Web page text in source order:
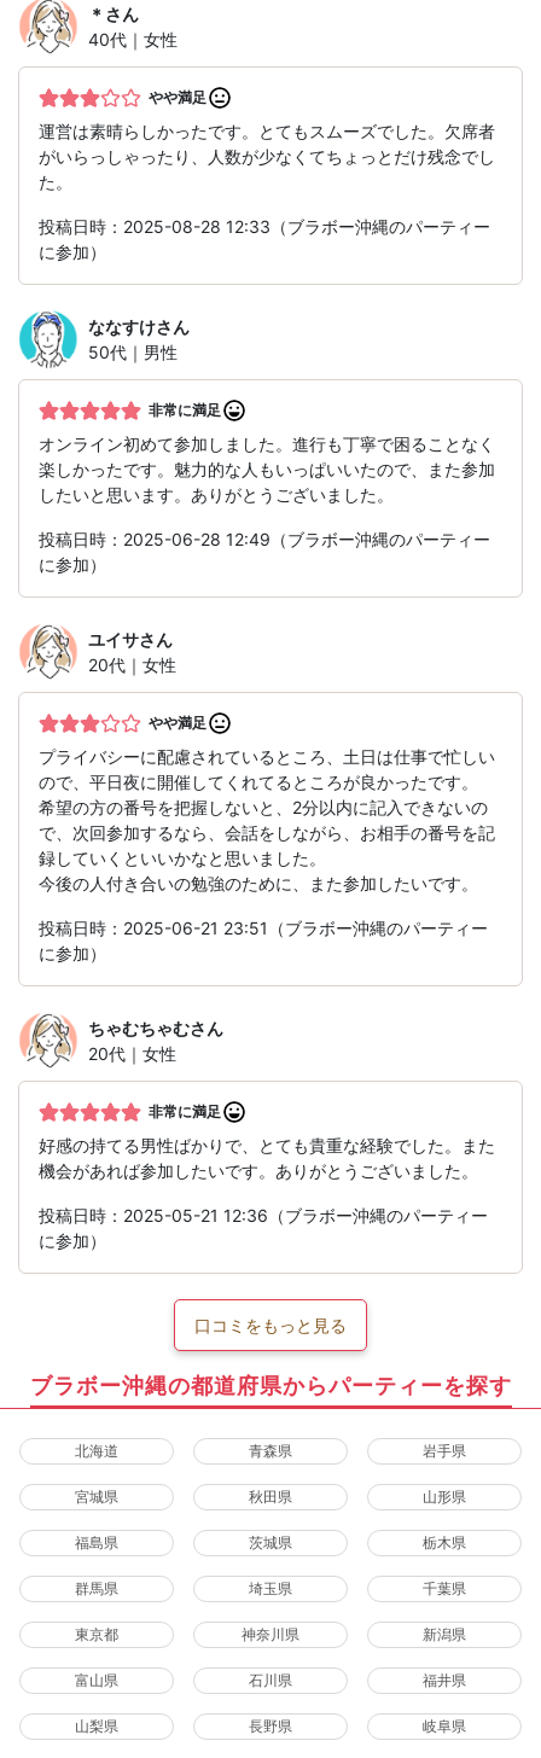
＊ さん
40代｜女性
やや満足
運営は素晴らしかったです。とてもスムーズでした。欠席者
がいらっしゃったり、人数が少なくてちょっとだけ残念でし
た。
投稿日時：2025-08-28 12:33（ブラボー沖縄のパーティー
に参加）
ななすけさん
50代｜男性
非常に満足
オンライン初めて参加しました。進行も丁寧で困ることなく
楽しかったです。魅力的な人もいっぱいいたので、また参加
したいと思います。ありがとうございました。
投稿日時：2025-06-28 12:49（ブラボー沖縄のパーティー
に参加）
ユイサさん
20代｜女性
やや満足
プライバシーに配慮されているところ、土日は仕事で忙しい
ので、平日夜に開催してくれてるところが良かったです。
希望の方の番号を把握しないと、2分以内に記入できないの
で、次回参加するなら、会話をしながら、お相手の番号を記
録していくといいかなと思いました。
今後の人付き合いの勉強のために、また参加したいです。
投稿日時：2025-06-21 23:51（ブラボー沖縄のパーティー
に参加）
ちゃむちゃむさん
20代｜女性
非常に満足
好感の持てる男性ばかりで、とても貴重な経験でした。また
機会があれば参加したいです。ありがとうございました。
投稿日時：2025-05-21 12:36（ブラボー沖縄のパーティー
に参加）
口コミをもっと見る
ブラボー沖縄の都道府県からパーティーを探す
北海道 青森県 岩手県
宮城県 秋田県 山形県
福島県 茨城県 栃木県
群馬県 埼玉県 千葉県
東京都 神奈川県 新潟県
富山県 石川県 福井県
山梨県 長野県 岐阜県